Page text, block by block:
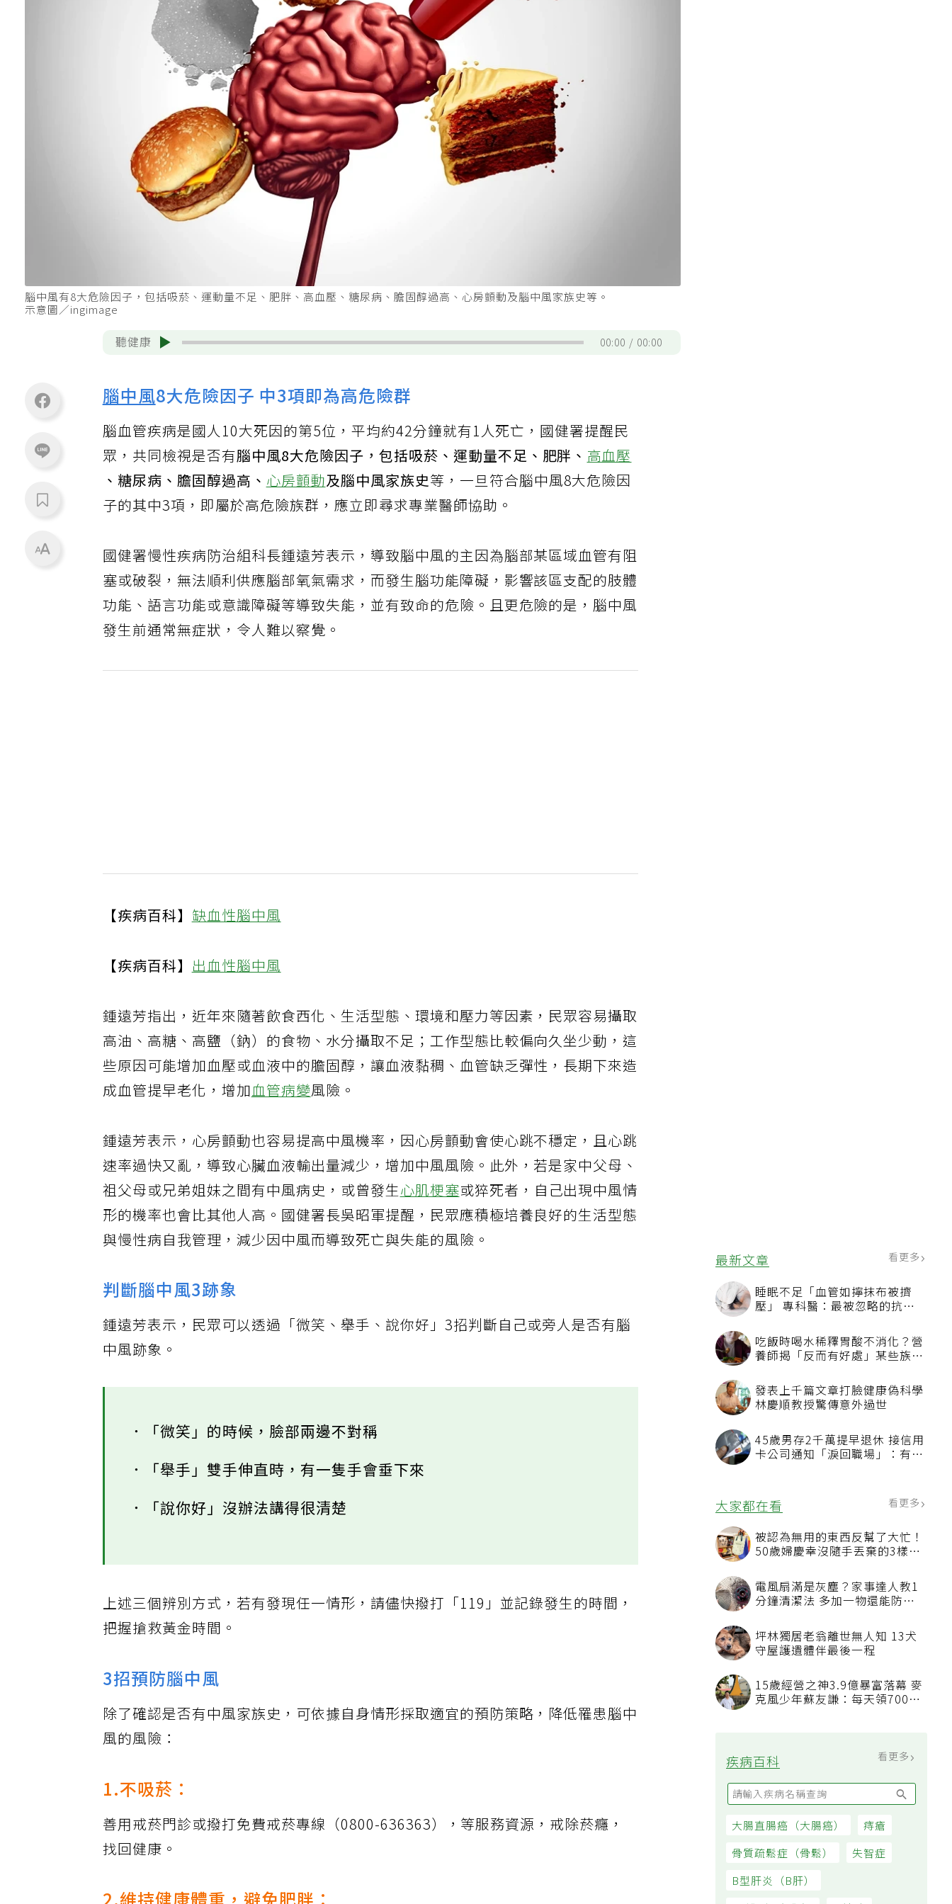
最新文章 看更多
睡眠不足「血管如擰抹布被擠
壓」 專科醫：最被忽略的抗老
吃飯時喝水稀釋胃酸不消化？營
養師揭「反而有好處」某些族群
發表上千篇文章打臉健康偽科學
林慶順教授驚傳意外過世
45歲男存2千萬提早退休 接信用
卡公司通知「淚回職場」：有錢
大家都在看
被認為無用的東西反幫了大忙！
50歲婦慶幸沒隨手丟棄的3樣物
電風扇滿是灰塵？家事達人教1
坪林獨居老翁離世無人知 13犬
守屋護遺體伴最後一程
15歲經營之神3.9億暴富落幕 麥
疾病百科
腦中風有8大危險因子，包括吸菸、運動量不足、肥胖、高血壓、糖尿病、膽固醇過高、心房顫動及腦中風家族史等。
示意圖／ingimage
聽健康 00:00 00:00
腦中風8大危險因子 中3項即為高危險群
腦血管疾病是國人10大死因的第5位，平均約42分鐘就有1人死亡，國健署提醒民
眾，共同檢視是否有腦中風8大危險因子，包括吸菸、運動量不足、肥胖、高血壓
、糖尿病、膽固醇過高、心房顫動及腦中風家族史等，一旦符合腦中風8大危險因
子的其中3項，即屬於高危險族群，應立即尋求專業醫師協助。
國健署慢性疾病防治組科長鍾遠芳表示，導致腦中風的主因為腦部某區域血管有阻
塞或破裂，無法順利供應腦部氧氣需求，而發生腦功能障礙，影響該區支配的肢體
功能、語言功能或意識障礙等導致失能，並有致命的危險。且更危險的是，腦中風
發生前通常無症狀，令人難以察覺。
【疾病百科】缺血性腦中風
【疾病百科】出血性腦中風
鍾遠芳指出，近年來隨著飲食西化、生活型態、環境和壓力等因素，民眾容易攝取
高油、高糖、高鹽（鈉）的食物、水分攝取不足；工作型態比較偏向久坐少動，這
些原因可能增加血壓或血液中的膽固醇，讓血液黏稠、血管缺乏彈性，長期下來造
成血管提早老化，增加血管病變風險。
鍾遠芳表示，心房顫動也容易提高中風機率，因心房顫動會使心跳不穩定，且心跳
速率過快又亂，導致心臟血液輸出量減少，增加中風風險。此外，若是家中父母、
祖父母或兄弟姐妹之間有中風病史，或曾發生心肌梗塞或猝死者，自己出現中風情
形的機率也會比其他人高。國健署長吳昭軍提醒，民眾應積極培養良好的生活型態
與慢性病自我管理，減少因中風而導致死亡與失能的風險。
判斷腦中風3跡象
鍾遠芳表示，民眾可以透過「微笑、舉手、說你好」3招判斷自己或旁人是否有腦
中風跡象。
．「微笑」的時候，臉部兩邊不對稱
．「舉手」雙手伸直時，有一隻手會垂下來
．「說你好」沒辦法講得很清楚
上述三個辨別方式，若有發現任一情形，請儘快撥打「119」並記錄發生的時間，
把握搶救黃金時間。
3招預防腦中風
除了確認是否有中風家族史，可依據自身情形採取適宜的預防策略，降低罹患腦中
風的風險：
1.不吸菸：
善用戒菸門診或撥打免費戒菸專線（0800-636363），等服務資源，戒除菸癮，
找回健康。